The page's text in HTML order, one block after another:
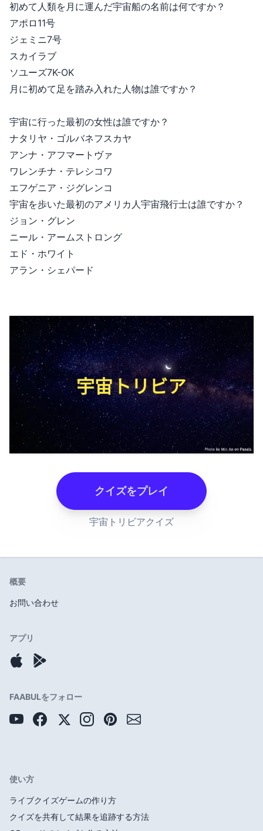
初めて人類を月に運んだ宇宙船の名前は何ですか？
アポロ11号
ジェミニ7号
スカイラブ
ソユーズ7K-OK
月に初めて足を踏み入れた人物は誰ですか？
宇宙に行った最初の女性は誰ですか？
ナタリヤ・ゴルバネフスカヤ
アンナ・アフマートヴァ
ワレンチナ・テレシコワ
エフゲニア・ジグレンコ
宇宙を歩いた最初のアメリカ人宇宙飛行士は誰ですか？
ジョン・グレン
ニール・アームストロング
エド・ホワイト
アラン・シェパード
クイズをプレイ
宇宙トリビアクイズ
概要
お問い合わせ
アプリ
FAABULをフォロー
使い方
ライブクイズゲームの作り方
クイズを共有して結果を追跡する方法